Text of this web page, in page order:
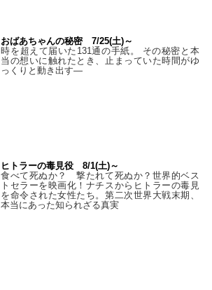
おばあちゃんの秘密 7/25(土)～
時を超えて届いた131通の手紙。 その秘密と本
当の想いに触れたとき、止まっていた時間がゆ
っくりと動き出す―
ヒトラーの毒見役 8/1(土)～
食べて死ぬか？ 撃たれて死ぬか？世界的ベス
トセラーを映画化！ナチスからヒトラーの毒見
を命令された女性たち。第二次世界大戦末期、
本当にあった知られざる真実